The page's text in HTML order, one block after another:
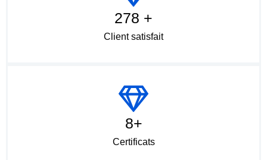
278 +
Client satisfait
8+
Certificats